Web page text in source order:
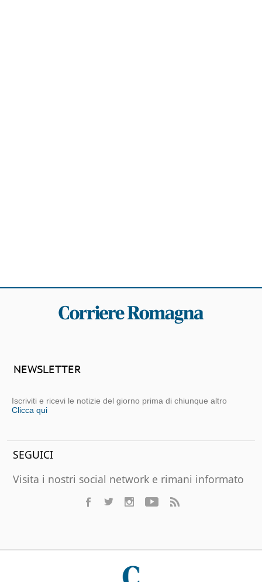
NEWSLETTER
Iscriviti e ricevi le notizie del giorno prima di chiunque altro
Clicca qui
SEGUICI
Visita i nostri social network e rimani informato